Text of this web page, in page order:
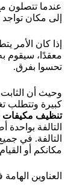
عندما تتصلون
إلى مكان
إذا كان الأمر
معقدًا، سيقوم
تحسوا بفرق.
وحيث أن
كبيرة وتتطلب
تنظيف مكيفات
التالفة. في
مكانكم أو
العناوين